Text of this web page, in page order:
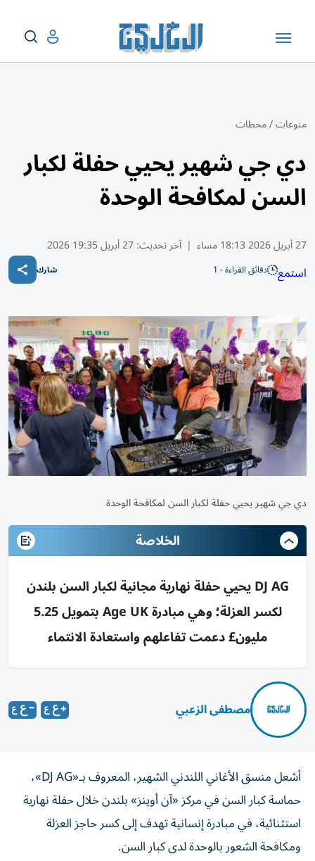
منوعات/محطات
دي جي شهير يحيي حفلة لكبار
السن لمكافحة الوحدة
27 أبريل 2026 18:13 مساء | آخر تحديث:27 أبريل 19:35 2026
استمع دقائق القراءة - 1 شارك
دي جي شهير يحيي حفلة لكبار السن لمكافحة الوحدة
الخلاصة
DJ AG يحيي حفلة نهارية مجانية لكبار السن بلندن
لكسر العزلة؛ وهي مبادرة Age UK بتمويل 5.25
مليون£ دعمت تفاعلهم واستعادة الانتماء
مصطفى الزعبي
أشعل منسق الأغاني اللندني الشهير، المعروف بـ«DJ AG»،
حماسة كبار السن في مركز «آن أوينز» بلندن خلال حفلة نهارية
استثنائية، في مبادرة إنسانية تهدف إلى كسر حاجز العزلة
ومكافحة الشعور بالوحدة لدى كبار السن.